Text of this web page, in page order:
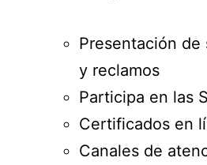
Presentación
y reclamos
Participa en las
Certificados en
Canales de